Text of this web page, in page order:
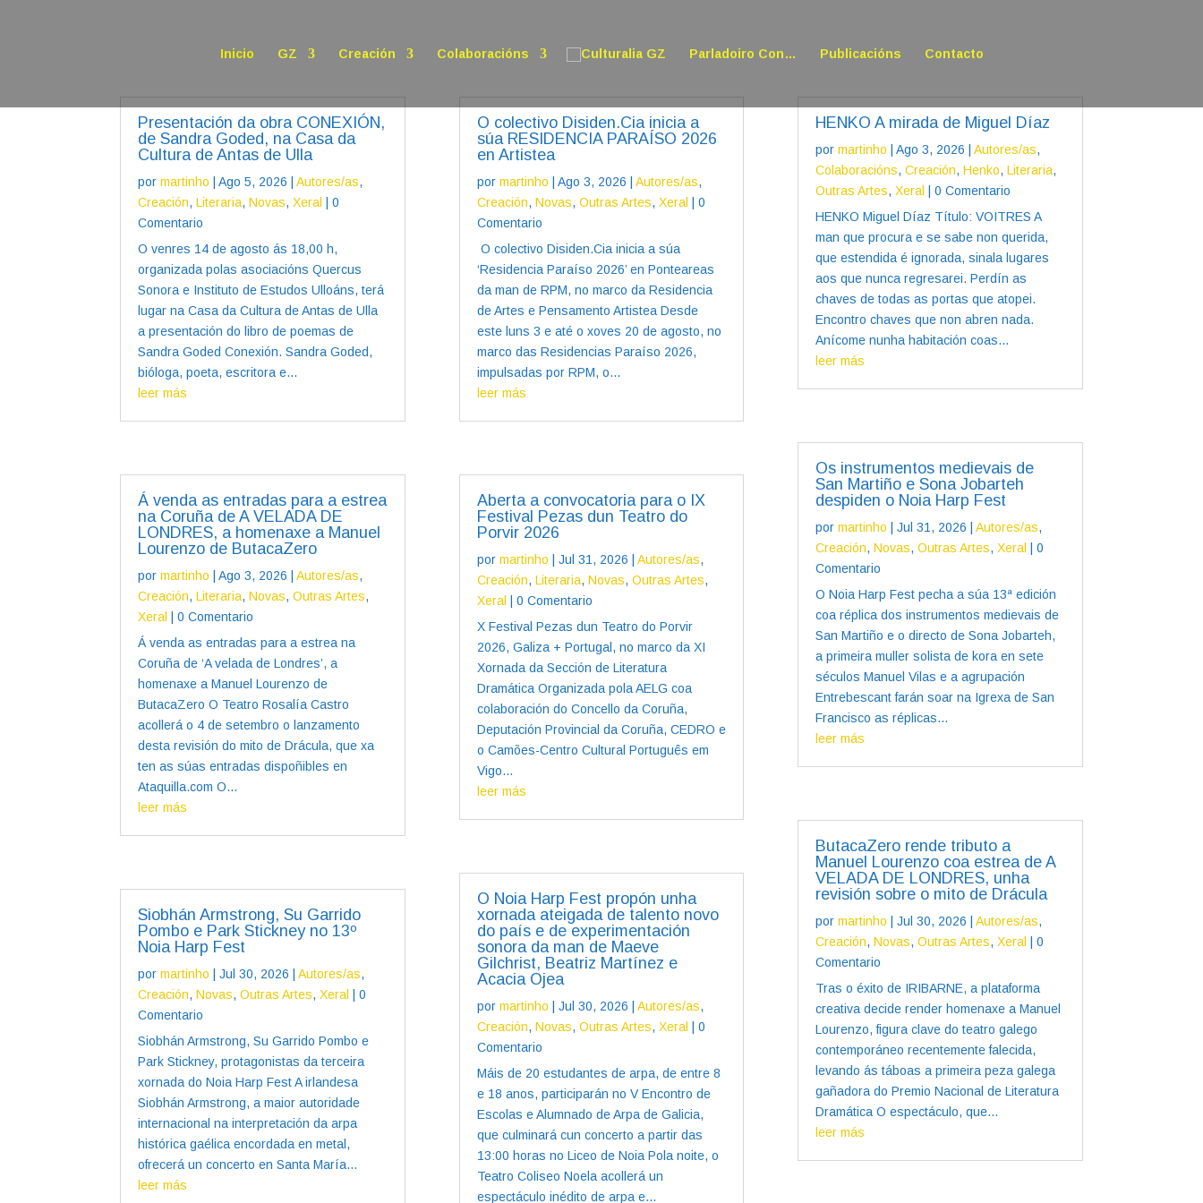
Inicio GZ Creación Colaboracións Parladoiro Con… Publicacións Contacto
Presentación da obra CONEXIÓN,
de Sandra Goded, na Casa da
Cultura de Antas de Ulla
pormartinho |Ago 5, 2026 |Autores/as,
Creación,Literaria,Novas,Xeral | 0
Comentario
O venres 14 de agosto ás 18,00 h,
organizada polas asociacións Quercus
Sonora e Instituto de Estudos Ulloáns, terá
lugar na Casa da Cultura de Antas de Ulla
a presentación do libro de poemas de
Sandra Goded Conexión. Sandra Goded,
bióloga, poeta, escritora e...
leer más
Á venda as entradas para a estrea
na Coruña de A VELADA DE
LONDRES, a homenaxe a Manuel
Lourenzo de ButacaZero
pormartinho |Ago 3, 2026 |Autores/as,
Creación,Literaria,Novas,Outras Artes,
Xeral
| 0 Comentario
Á venda as entradas para a estrea na
Coruña de ‘A velada de Londres’, a
homenaxe a Manuel Lourenzo de
ButacaZero O Teatro Rosalía Castro
acollerá o 4 de setembro o lanzamento
desta revisión do mito de Drácula, que xa
ten as súas entradas dispoñibles en
Ataquilla.com O...
leer más
Siobhán Armstrong, Su Garrido
Pombo e Park Stickney no 13º
Noia Harp Fest
pormartinho |Jul 30, 2026 |Autores/as,
Creación,Novas,Outras Artes,Xeral
| 0
Comentario
Siobhán Armstrong, Su Garrido Pombo e
Park Stickney, protagonistas da terceira
xornada do Noia Harp Fest A irlandesa
Siobhán Armstrong, a maior autoridade
internacional na interpretación da arpa
histórica gaélica encordada en metal,
ofrecerá un concerto en Santa María...
leer más
O colectivo Disiden.Cia inicia a
súa RESIDENCIA PARAÍSO 2026
en Artistea
por martinho | Ago 3, 2026 | Autores/as,
Creación, Novas, Outras Artes, Xeral | 0
Comentario
O colectivo Disiden.Cia inicia a súa
‘Residencia Paraíso 2026’ en Ponteareas
da man de RPM, no marco da Residencia
de Artes e Pensamento Artistea Desde
este luns 3 e até o xoves 20 de agosto, no
marco das Residencias Paraíso 2026,
impulsadas por RPM, o...
leer más
Aberta a convocatoria para o IX
Festival Pezas dun Teatro do
Porvir 2026
por martinho Jul 31, 2026 Autores/as,
Creación, Literaria, Novas, Outras Artes,
Xeral
| 0 Comentario
X Festival Pezas dun Teatro do Porvir
2026, Galiza + Portugal, no marco da XI
Xornada da Sección de Literatura
Dramática Organizada pola AELG coa
colaboración do Concello da Coruña,
Deputación Provincial da Coruña, CEDRO e
o Camões-Centro Cultural Português em
Vigo...
leer más
O Noia Harp Fest propón unha
xornada ateigada de talento novo
do país e de experimentación
sonora da man de Maeve
Gilchrist, Beatriz Martínez e
Acacia Ojea
por martinho Jul 30, 2026 Autores/as,
Creación, Novas, Outras Artes, Xeral
| 0
Comentario
Máis de 20 estudantes de arpa, de entre 8
e 18 anos, participarán no V Encontro de
Escolas e Alumnado de Arpa de Galicia,
que culminará cun concerto a partir das
13:00 horas no Liceo de Noia Pola noite, o
Teatro Coliseo Noela acollerá un
espectáculo inédito de arpa e...
HENKO A mirada de Miguel Díaz
por martinho | Ago 3, 2026 | Autores/as,
Colaboracións, Creación, Henko, Literaria,
Outras Artes, Xeral | 0 Comentario
HENKO Miguel Díaz Título: VOITRES A
man que procura e se sabe non querida,
que estendida é ignorada, sinala lugares
aos que nunca regresarei. Perdín as
chaves de todas as portas que atopei.
Encontro chaves que non abren nada.
Anícome nunha habitación coas...
leer más
Os instrumentos medievais de
San Martiño e Sona Jobarteh
despiden o Noia Harp Fest
por martinho Jul 31, 2026 Autores/as,
Creación, Novas, Outras Artes, Xeral
| 0
Comentario
O Noia Harp Fest pecha a súa 13ª edición
coa réplica dos instrumentos medievais de
San Martiño e o directo de Sona Jobarteh,
a primeira muller solista de kora en sete
séculos Manuel Vilas e a agrupación
Entrebescant farán soar na Igrexa de San
Francisco as réplicas...
leer más
ButacaZero rende tributo a
Manuel Lourenzo coa estrea de A
VELADA DE LONDRES, unha
revisión sobre o mito de Drácula
por martinho Jul 30, 2026 Autores/as,
Creación, Novas, Outras Artes, Xeral
| 0
Comentario
Tras o éxito de IRIBARNE, a plataforma
creativa decide render homenaxe a Manuel
Lourenzo, figura clave do teatro galego
contemporáneo recentemente falecida,
levando ás táboas a primeira peza galega
gañadora do Premio Nacional de Literatura
Dramática O espectáculo, que...
leer más